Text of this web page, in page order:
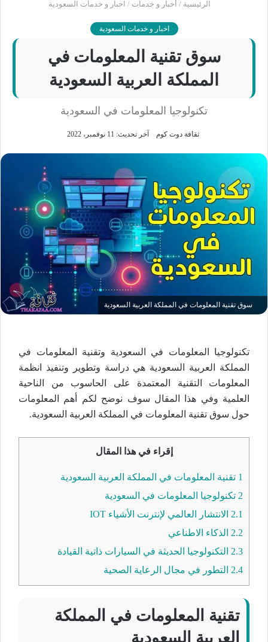
الرئيسية / أخبار و خدمات / اخبار و خدمات السعودية
اخبار و خدمات السعودية
سوق تقنية المعلومات في
المملكة العربية السعودية
تكنولوجيا المعلومات في السعودية
ثقافة دوت كوم آخر تحديث: 11 نوفمبر، 2022
سوق تقنية المعلومات في المملكة العربية السعودية
تكنولوجيا المعلومات في السعودية وتقنية المعلومات في
المملكة العربية السعودية هي دراسة وتطوير وتنفيذ انظمة
المعلومات التقنية المعتمدة على الحاسوب من الناحية
العلمية وفي هذا المقال سوف نوضح لكم أهم المعلومات
حول سوق تقنية المعلومات في المملكة العربية السعودية.
إقراء في هذا المقال
1 تقنية المعلومات في المملكة العربية السعودية
2 تكنولوجيا المعلومات في السعودية
2.1 الانتشار العالمي لإنترنت الأشياء IOT
2.2 الذكاء الاطناعي
2.3 التكنولوجيا الحديثة في السيارات ذاتية القيادة
2.4 التطور في مجال الرعاية الصحية
تقنية المعلومات في المملكة
العربية السعودية